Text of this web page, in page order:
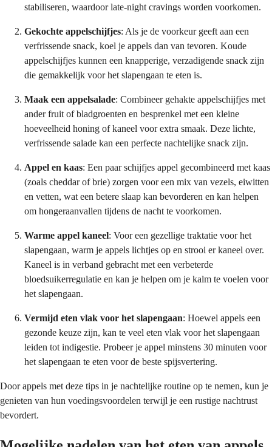
stabiliseren, waardoor late-night cravings worden voorkomen.
Gekochte appelschijfjes: Als je de voorkeur geeft aan een
verfrissende snack, koel je appels dan van tevoren. Koude
appelschijfjes kunnen een knapperige, verzadigende snack zijn
die gemakkelijk voor het slapengaan te eten is.
Maak een appelsalade: Combineer gehakte appelschijfjes met
ander fruit of bladgroenten en besprenkel met een kleine
hoeveelheid honing of kaneel voor extra smaak. Deze lichte,
verfrissende salade kan een perfecte nachtelijke snack zijn.
Appel en kaas: Een paar schijfjes appel gecombineerd met kaas
(zoals cheddar of brie) zorgen voor een mix van vezels, eiwitten
en vetten, wat een betere slaap kan bevorderen en kan helpen
om hongeraanvallen tijdens de nacht te voorkomen.
Warme appel kaneel: Voor een gezellige traktatie voor het
slapengaan, warm je appels lichtjes op en strooi er kaneel over.
Kaneel is in verband gebracht met een verbeterde
bloedsuikerregulatie en kan je helpen om je kalm te voelen voor
het slapengaan.
Vermijd eten vlak voor het slapengaan: Hoewel appels een
gezonde keuze zijn, kan te veel eten vlak voor het slapengaan
leiden tot indigestie. Probeer je appel minstens 30 minuten voor
het slapengaan te eten voor de beste spijsvertering.
Door appels met deze tips in je nachtelijke routine op te nemen, kun je
genieten van hun voedingsvoordelen terwijl je een rustige nachtrust
bevordert.